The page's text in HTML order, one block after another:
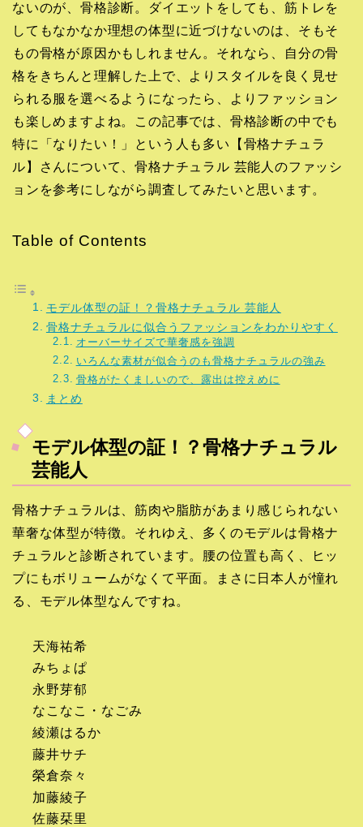
ないのが、骨格診断。ダイエットをしても、筋トレを
してもなかなか理想の体型に近づけないのは、そもそ
もの骨格が原因かもしれません。それなら、自分の骨
格をきちんと理解した上で、よりスタイルを良く見せ
られる服を選べるようになったら、よりファッション
も楽しめますよね。この記事では、骨格診断の中でも
特に「なりたい！」という人も多い【骨格ナチュラ
ル】さんについて、骨格ナチュラル 芸能人のファッシ
ョンを参考にしながら調査してみたいと思います。
Table of Contents
モデル体型の証！？骨格ナチュラル 芸能人
骨格ナチュラルに似合うファッションをわかりやすく
オーバーサイズで華奢感を強調
いろんな素材が似合うのも骨格ナチュラルの強み
骨格がたくましいので、露出は控えめに
まとめ
モデル体型の証！？骨格ナチュラル
芸能人
骨格ナチュラルは、筋肉や脂肪があまり感じられない
華奢な体型が特徴。それゆえ、多くのモデルは骨格ナ
チュラルと診断されています。腰の位置も高く、ヒッ
プにもボリュームがなくて平面。まさに日本人が憧れ
る、モデル体型なんですね。
天海祐希
みちょぱ
永野芽郁
なこなこ・なごみ
綾瀬はるか
藤井サチ
榮倉奈々
加藤綾子
佐藤栞里